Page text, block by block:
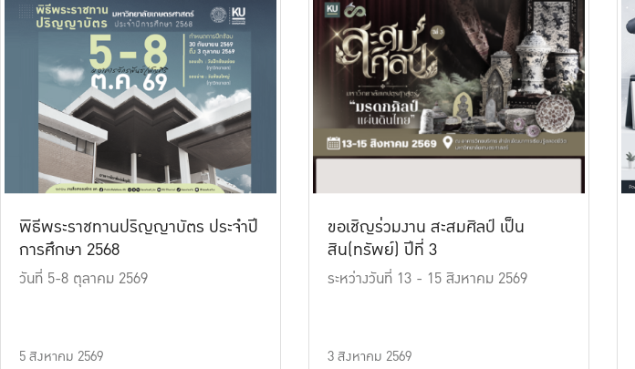
พิธีพระราชทานปริญญาบัตร ประจำปี
การศึกษา 2568
วันที่ 5-8 ตุลาคม 2569
5 สิงหาคม 2569
ขอเชิญร่วมงาน สะสมศิลป์ เป็น
สิน(ทรัพย์) ปีที่ 3
ระหว่างวันที่ 13 - 15 สิงหาคม 2569
3 สิงหาคม 2569